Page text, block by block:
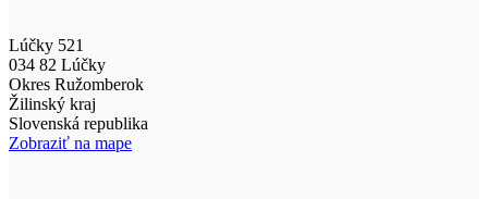
Lúčky 521
034 82 Lúčky
Okres Ružomberok
Žilinský kraj
Slovenská republika
Zobraziť na mape